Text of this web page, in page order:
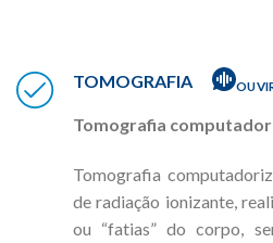
TOMOGRAFIA
Tomografia
Tomografia
de radiação ionizante,
ou “fatias” do corpo,